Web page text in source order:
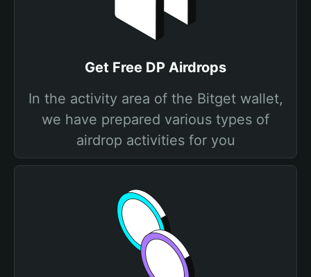
Get Free DP Airdrops
In the activity area of the Bitget wallet,
we have prepared various types of
airdrop activities for you